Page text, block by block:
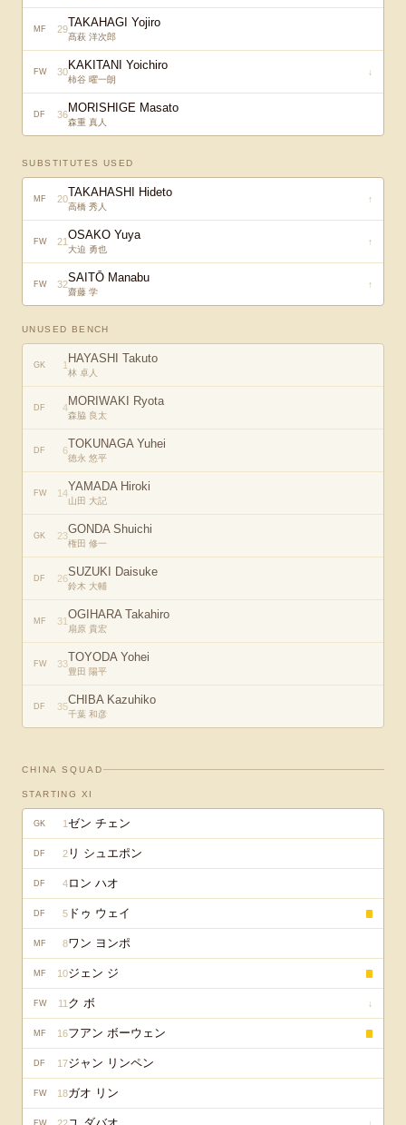
MF 29TAKAHAGI Yojiro
髙萩 洋次郎
FW 30KAKITANI Yoichiro
柿谷 曜一朗
↓
DF 36MORISHIGE Masato
森重 真人
SUBSTITUTES USED
MF 20TAKAHASHI Hideto
高橋 秀人
↑
FW 21OSAKO Yuya
大迫 勇也
↑
FW 32SAITŌ Manabu
齋藤 学
↑
UNUSED BENCH
GK 1 HAYASHI Takuto
林 卓人
DF 4MORIWAKI Ryota
森脇 良太
DF 6TOKUNAGA Yuhei
徳永 悠平
FW 14YAMADA Hiroki
山田 大記
GK 23GONDA Shuichi
権田 修一
DF 26SUZUKI Daisuke
鈴木 大輔
MF 31OGIHARA Takahiro
扇原 貴宏
FW 33TOYODA Yohei
豊田 陽平
DF 35CHIBA Kazuhiko
千葉 和彦
CHINA SQUAD
STARTING XI
GK 1ゼン チェン
DF 2 リ シュエポン
DF 4ロン ハオ
DF 5 ドゥ ウェイ
MF 8ワン ヨンポ
MF 10ジェン ジ
FW 11 ク ボ ↓
MF 16フアン ボーウェン
DF 17ジャン リンペン
FW 18ガオ リン
FW